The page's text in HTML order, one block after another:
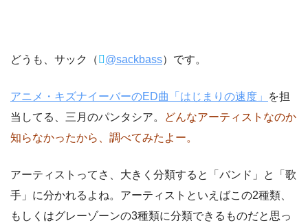
どうも、サック（ @sackbass）です。
アニメ・キズナイーバーのED曲「はじまりの速度」
を担
当してる、三月のパンタシア。
どんなアーティストなのか
知らなかったから、調べてみたよー。
アーティストってさ、大きく分類すると「バンド」と「歌
手」に分かれるよね。アーティストといえばこの2種類、
もしくはグレーゾーンの3種類に分類できるものだと思っ